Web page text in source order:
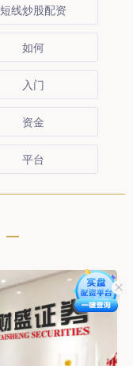
短线炒股配资
如何
入门
资金
平台